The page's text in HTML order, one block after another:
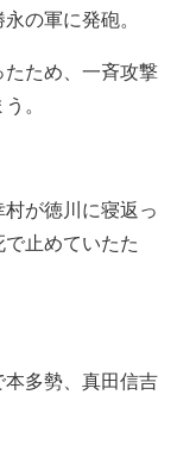
の軍に発砲。
ため、一斉攻撃
。
が徳川に寝返っ
止めていたた
多勢、真田信吉